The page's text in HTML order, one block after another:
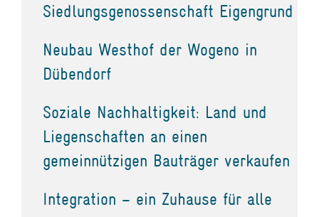
Siedlungsgenossenschaft Eigengrund
Neubau Westhof der Wogeno in
Dübendorf
Soziale Nachhaltigkeit: Land und
Liegenschaften an einen
gemeinnützigen Bauträger verkaufen
Integration – ein Zuhause für alle